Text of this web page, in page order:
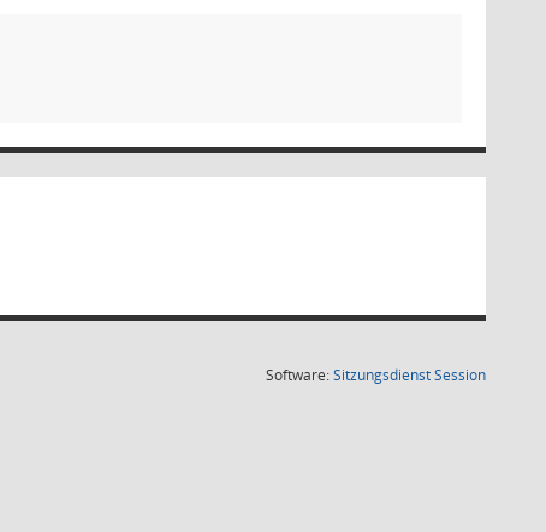
Software:SitzungsdienstSession(Wird in